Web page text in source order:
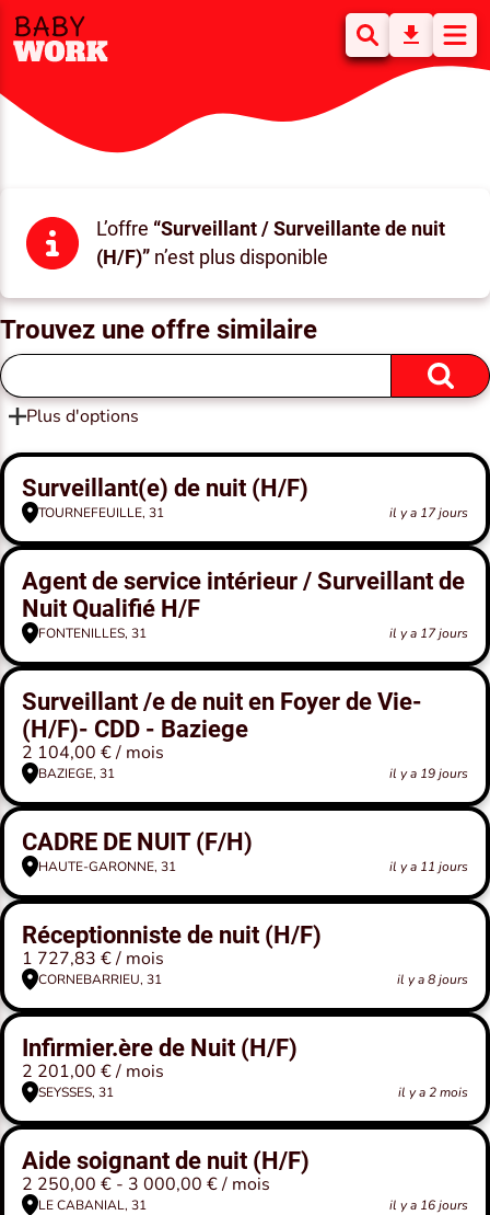
L’offre “Surveillant / Surveillante de nuit
(H/F)” n’est plus disponible
Trouvez une offre similaire
Plus d'options
Surveillant(e) de nuit (H/F)
TOURNEFEUILLE, 31 il y a 17 jours
Agent de service intérieur / Surveillant de
Nuit Qualifié H/F
FONTENILLES, 31 il y a 17 jours
Surveillant /e de nuit en Foyer de Vie-
(H/F)- CDD - Baziege
2 104,00 € / mois
BAZIEGE, 31 il y a 19 jours
CADRE DE NUIT (F/H)
HAUTE-GARONNE, 31 il y a 11 jours
Réceptionniste de nuit (H/F)
1 727,83 € / mois
CORNEBARRIEU, 31 il y a 8 jours
Infirmier.ère de Nuit (H/F)
2 201,00 € / mois
SEYSSES, 31 il y a 2 mois
Aide soignant de nuit (H/F)
2 250,00 € - 3 000,00 € / mois
LE CABANIAL, 31 il y a 16 jours